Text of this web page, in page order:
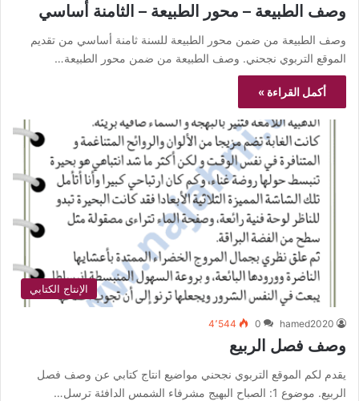
وصف الطبيعة – محور الطبيعة – الثامنة أساسي
وصف الطبيعة من ضمن محور الطبيعة للسنة ثامنة أساسي من تقديم
الموقع التربوي نجحني. وصف الطبيعة من ضمن محور الطبيعة…
أكمل القراءة »
الإنتاج الكتابي
hamed2020
0 4٬544
وصف فصل الربيع
يقدم لكم الموقع التربوي نجحني مواضيع انتاج كتابي عن وصف فصل
الربيع. موضوع 1: الصباح البهيج مشرفاء الشمس الدافئة ترسل…